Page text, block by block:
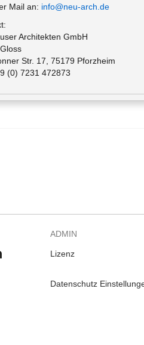
Mail an: info@neu-arch.de
Architekten GmbH
Str. 17, 75179 Pforzheim
(0) 7231 472873
ADMIN
Lizenz
Datenschutz